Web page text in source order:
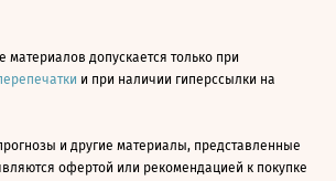
допускается только при
и при наличии гиперссылки на
и другие материалы, представленные
офертой или рекомендацией к покупке